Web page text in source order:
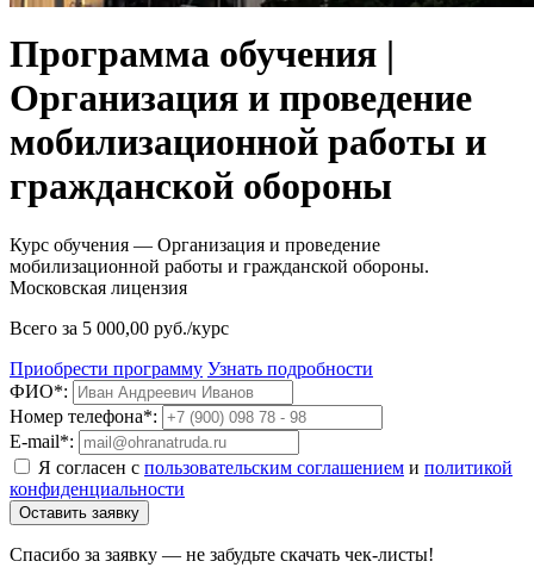
Программа обучения |
Организация и проведение
мобилизационной работы и
гражданской обороны
Курс обучения — Организация и проведение
мобилизационной работы и гражданской обороны.
Московская лицензия
Всего за 5 000,00 руб./курс
Приобрести программу Узнать подробности
ФИО*:
Номер телефона*:
E-mail*:
Я согласен с пользовательским соглашением и политикой
конфиденциальности
Оставить заявку
Спасибо за заявку — не забудьте скачать чек-листы!